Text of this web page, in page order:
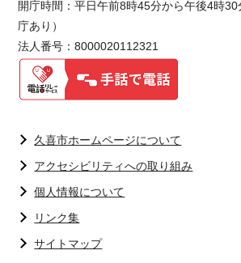
開庁時間：平日午前8時45分から午後4時
庁あり）
法人番号：8000020112321
久喜市ホームページについて
アクセシビリティへの取り組み
個人情報について
リンク集
サイトマップ